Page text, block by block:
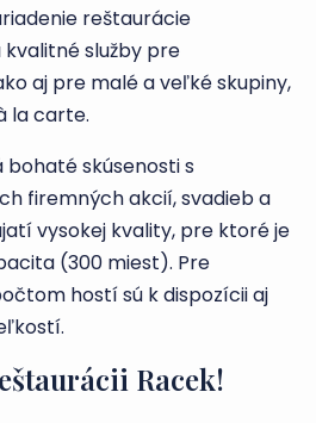
reštaurácie
služby pre
aj pre malé a veľké skupiny,
la carte.
bohaté skúsenosti s
firemných akcií, svadieb a
vysokej kvality, pre ktoré je
(300 miest). Pre
hostí sú k dispozícii aj
Racek!